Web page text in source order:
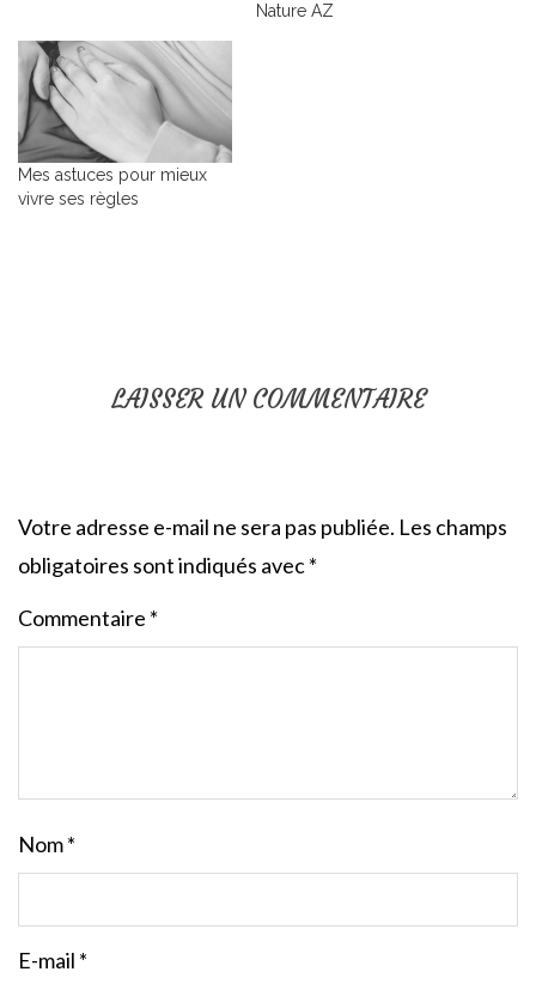
Nature AZ
Mes astuces pour mieux
vivre ses règles
LAISSER UN COMMENTAIRE
Votre adresse e-mail ne sera pas publiée. Les champs
obligatoires sont indiqués avec*
Commentaire *
Nom*
E-mail *